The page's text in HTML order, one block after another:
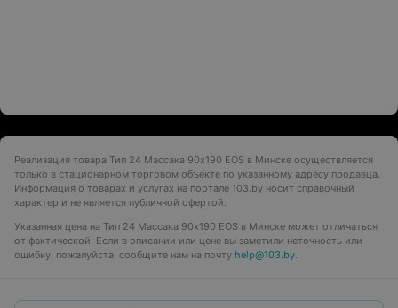
Реализация товара Тип 24 Массака 90x190 EOS в Минске осуществляется
только в стационарном торговом объекте по указанному адресу продавца.
Информация о товарах и услугах на портале 103.by носит справочный
характер и не является публичной офертой.
Указанная цена на Тип 24 Массака 90x190 EOS в Минске может отличаться
от фактической. Если в описании или цене вы заметили неточность или
ошибку, пожалуйста, сообщите нам на почту help@103.by.